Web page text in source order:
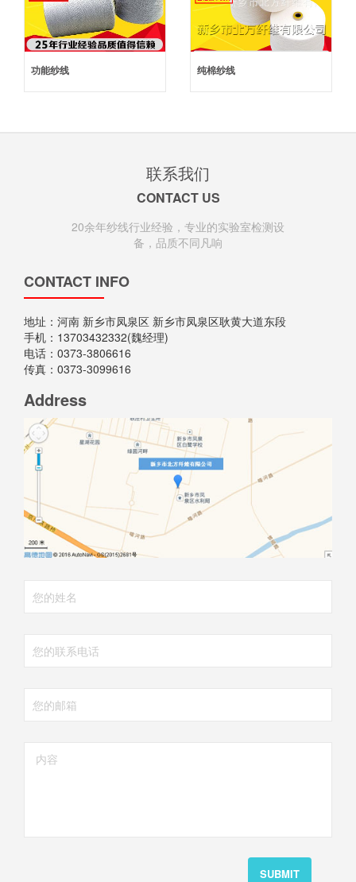
功能纱线 纯棉纱线
联系我们
CONTACT US
20余年纱线行业经验，专业的实验室检测设
备，品质不同凡响
CONTACT INFO
地址：河南 新乡市凤泉区 新乡市凤泉区耿黄大道东段
手机：13703432332(魏经理)
电话：0373-3806616
传真：0373-3099616
Address